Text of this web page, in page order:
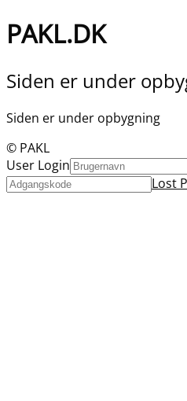
PAKL.DK
Siden er under
Siden er under opbygning
© PAKL
User Login
Lost